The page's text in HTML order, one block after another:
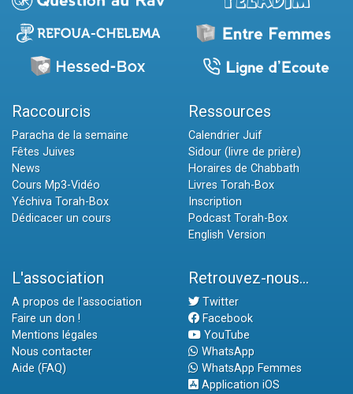
Raccourcis
Paracha de la semaine
Fêtes Juives
News
Cours Mp3-Vidéo
Yéchiva Torah-Box
Dédicacer un cours
Ressources
Calendrier Juif
Sidour (livre de prière)
Horaires de Chabbath
Livres Torah-Box
Inscription
Podcast Torah-Box
English Version
L'association
A propos de l'association
Faire un don !
Mentions légales
Nous contacter
Aide (FAQ)
Retrouvez-nous...
Twitter
Facebook
YouTube
WhatsApp
WhatsApp Femmes
Application iOS